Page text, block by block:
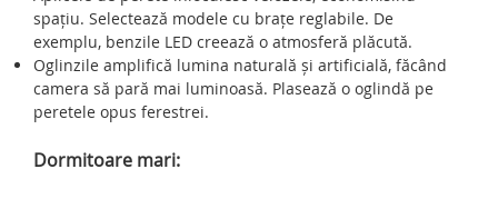
spațiu. Selectează modele cu brațe reglabile. De
exemplu, benzile LED creează o atmosferă plăcută.
Oglinzile amplifică lumina naturală și artificială, făcând
camera să pară mai luminoasă. Plasează o oglindă pe
peretele opus ferestrei.
Dormitoare mari: